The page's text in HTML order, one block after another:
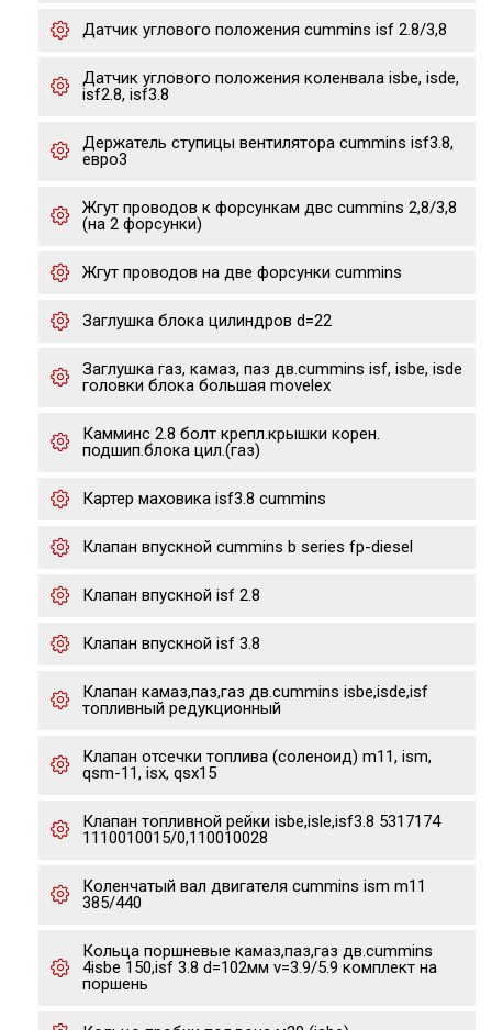
Датчик углового положения cummins isf 2.8/3,8
Датчик углового положения коленвала isbe, isde,
isf2.8, isf3.8
Держатель ступицы вентилятора cummins isf3.8,
евро3
Жгут проводов к форсункам двс cummins 2,8/3,8
(на 2 форсунки)
Жгут проводов на две форсунки cummins
Заглушка блока цилиндров d=22
Заглушка газ, камаз, паз дв.cummins isf, isbe, isde
головки блока большая movelex
Камминс 2.8 болт крепл.крышки корен.
подшип.блока цил.(газ)
Картер маховика isf3.8 cummins
Клапан впускной cummins b series fp-diesel
Клапан впускной isf 2.8
Клапан впускной isf 3.8
Клапан камаз,паз,газ дв.cummins isbe,isde,isf
топливный редукционный
Клапан отсечки топлива (соленоид) m11, ism,
qsm-11, isx, qsx15
Клапан топливной рейки isbe,isle,isf3.8 5317174
1110010015/0,110010028
Коленчатый вал двигателя cummins ism m11
385/440
Кольца поршневые камаз,паз,газ дв.cummins
4isbe 150,isf 3.8 d=102мм v=3.9/5.9 комплект на
поршень